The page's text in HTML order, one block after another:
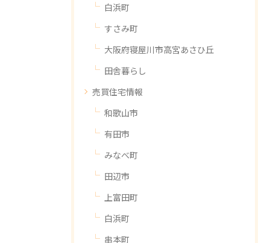
白浜町
すさみ町
大阪府寝屋川市高宮あさひ丘
田舎暮らし
売買住宅情報
和歌山市
有田市
みなべ町
田辺市
上富田町
白浜町
串本町